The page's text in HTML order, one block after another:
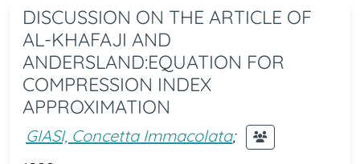
DISCUSSION ON THE ARTICLE OF
AL-KHAFAJI AND
ANDERSLAND:EQUATION FOR
COMPRESSION INDEX
APPROXIMATION
GIASI, Concetta Immacolata;